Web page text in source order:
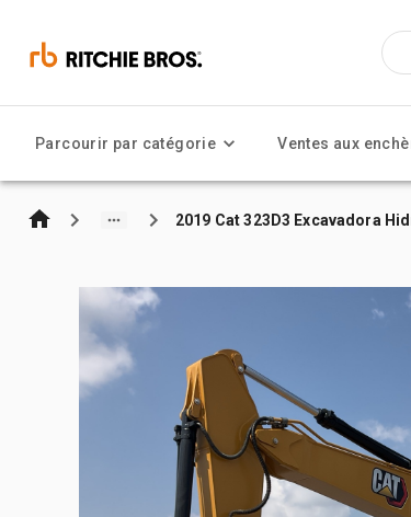
Parcourir par catégorie Ventes aux
2019 Cat 323D3 Excavadora